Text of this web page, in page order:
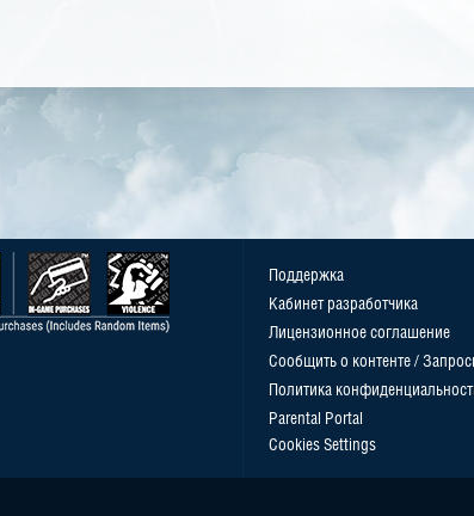
Поддержка
Кабинет разработчика
Лицензионное соглашение
Сообщить о контенте /
Политика
Parental Portal
Cookies Settings